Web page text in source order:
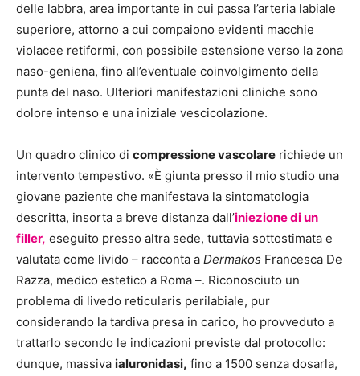
delle labbra, area importante in cui passa l’arteria labiale
superiore, attorno a cui compaiono evidenti macchie
violacee retiformi, con possibile estensione verso la zona
naso-geniena, fino all’eventuale coinvolgimento della
punta del naso. Ulteriori manifestazioni cliniche sono
dolore intenso e una iniziale vescicolazione.
Un quadro clinico di compressione vascolare richiede un
intervento tempestivo. «È giunta presso il mio studio una
giovane paziente che manifestava la sintomatologia
descritta, insorta a breve distanza dall’iniezione di un
filler, eseguito presso altra sede, tuttavia sottostimata e
valutata come livido – racconta a Dermakos Francesca De
Razza, medico estetico a Roma –. Riconosciuto un
problema di livedo reticularis perilabiale, pur
considerando la tardiva presa in carico, ho provveduto a
trattarlo secondo le indicazioni previste dal protocollo:
dunque, massiva ialuronidasi, fino a 1500 senza dosarla,